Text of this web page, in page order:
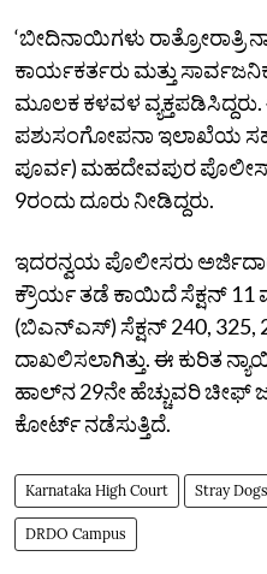
‘ಬೀದಿನಾಯಿಗಳು ರಾತ್ರೋರಾತ್ರಿ
ಕಾರ್ಯಕರ್ತರು ಮತ್ತು
ಮೂಲಕ ಕಳವಳ
ಪಶುಸಂಗೋಪನಾ ಇಲಾಖೆಯ
ಪೂರ್ವ) ಮಹದೇವಪುರ
9ರಂದು ದೂರು ನೀಡಿದ್ದರು.
ಇದರನ್ವಯ ಪೊಲೀಸರು
ಕ್ರೌರ್ಯ ತಡೆ ಕಾಯಿದೆ ಸೆಕ್ಷನ್‌ 11
(ಬಿಎನ್‌ಎಸ್‌) ಸೆಕ್ಷನ್ 240,
ದಾಖಲಿಸಲಾಗಿತ್ತು. ಈ ಕುರಿತ
ಹಾಲ್‌ನ 29ನೇ ಹೆಚ್ಚುವರಿ ಚೀಫ್‌
ಕೋರ್ಟ್‌ ನಡೆಸುತ್ತಿದೆ.
Karnataka High Court Stray Dogs
DRDO Campus